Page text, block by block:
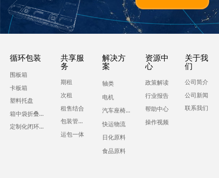
循环包装
围板箱
卡板箱
塑料托盘
箱中袋折叠液体吨箱
定制化闭环运输包装
共享服
务
期租
次租
租售结合
包装管理服务
运包一体
解决方
案
轴类
电机
汽车座椅零部件
快运物流
日化原料
食品原料
资源中
心
政策解读
行业报告
帮助中心
操作视频
关于我
们
公司简介
公司新闻
联系我们